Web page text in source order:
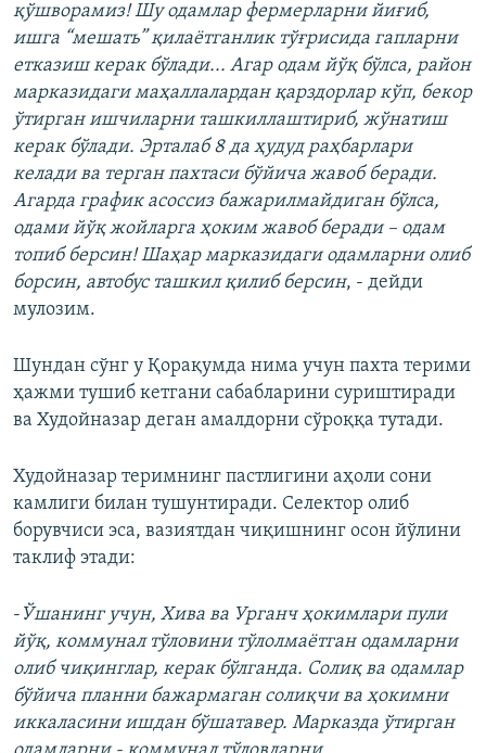
қўшворамиз! Шу одамлар фермерларни йиғиб,
ишга “мешать” қилаётганлик тўғрисида гапларни
етказиш керак бўлади... Агар одам йўқ бўлса, район
марказидаги маҳаллалардан қарздорлар кўп, бекор
ўтирган ишчиларни ташкиллаштириб, жўнатиш
керак бўлади. Эрталаб 8 да ҳудуд раҳбарлари
келади ва терган пахтаси бўйича жавоб беради.
Агарда график асоссиз бажарилмайдиган бўлса,
одами йўқ жойларга ҳоким жавоб беради – одам
топиб берсин! Шаҳар марказидаги одамларни олиб
борсин, автобус ташкил қилиб берсин, - дейди
мулозим.
Шундан сўнг у Қорақумда нима учун пахта терими
ҳажми тушиб кетгани сабабларини суриштиради
ва Худойназар деган амалдорни сўроққа тутади.
Худойназар теримнинг пастлигини аҳоли сони
камлиги билан тушунтиради. Селектор олиб
борувчиси эса, вазиятдан чиқишнинг осон йўлини
таклиф этади:
- Ўшанинг учун, Хива ва Урганч ҳокимлари пули
йўқ, коммунал тўловини тўлолмаётган одамларни
олиб чиқинглар, керак бўлганда. Солиқ ва одамлар
бўйича планни бажармаган солиқчи ва ҳокимни
иккаласини ишдан бўшатавер. Марказда ўтирган